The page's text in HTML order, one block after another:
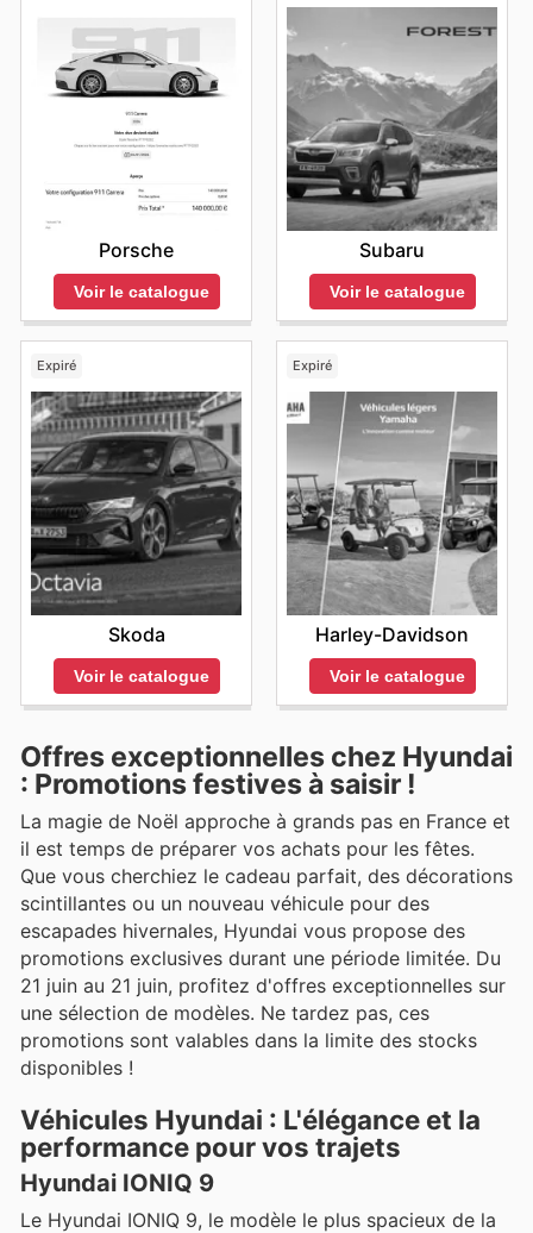
Porsche
Voir le catalogue
Subaru
Voir le catalogue
Expiré
Skoda
Voir le catalogue
Expiré
Harley-Davidson
Voir le catalogue
Offres exceptionnelles chez Hyundai
: Promotions festives à saisir !
La magie de Noël approche à grands pas en France et
il est temps de préparer vos achats pour les fêtes.
Que vous cherchiez le cadeau parfait, des décorations
scintillantes ou un nouveau véhicule pour des
escapades hivernales, Hyundai vous propose des
promotions exclusives durant une période limitée. Du
21 juin au 21 juin, profitez d'offres exceptionnelles sur
une sélection de modèles. Ne tardez pas, ces
promotions sont valables dans la limite des stocks
disponibles !
Véhicules Hyundai : L'élégance et la
performance pour vos trajets
Hyundai IONIQ 9
Le Hyundai IONIQ 9, le modèle le plus spacieux de la